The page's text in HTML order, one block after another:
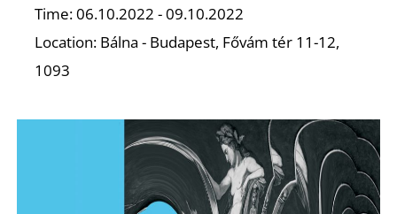
Time: 06.10.2022 - 09.10.2022
Location: Bálna - Budapest, Fővám tér 11-12,
1093